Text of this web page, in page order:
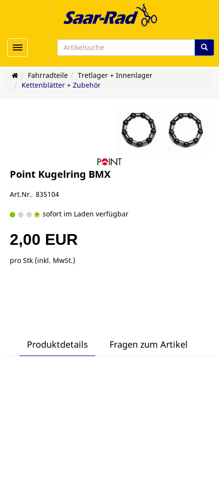
Toggle navigation
Fahrradteile
Tretlager + Innenlager
Kettenblätter + Zubehör
Point Kugelring BMX
Art.Nr. 835104
sofort im Laden verfügbar
2,00 EUR
pro Stk (inkl. MwSt.)
Produktdetails Fragen zum Artikel